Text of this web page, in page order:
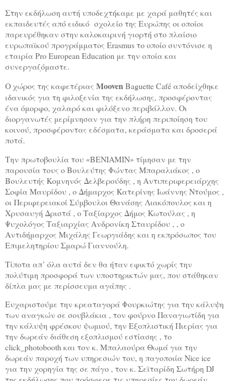
Στην εκδήλωση αυτή υποδεχτήκαμε με χαρά μαθητές και
εκπαιδευτές από ειδικό σχολείο της Ευρώπης οι οποίοι
παρευρέθηκαν στην καλοκαιρινή γιορτή στο πλαίσιο
ευρωπαϊκού προγράμματος Erasmusτο οποίο συντόνισε η
εταιρία ProEuropean Education με την οποία και
συνεργαζόμαστε.
Ο χώρος της καφετέριας MoovenBaguetteCafé αποδείχθηκε
ιδανικός για τη φιλοξενία της εκδήλωσης, προσφέροντας
ένα όμορφο, χαλαρό και φιλόξενο περιβάλλον. Οι
διοργανωτές μερίμνησαν για την πλήρη περιποίηση του
κοινού, προσφέροντας εδέσματα, κεράσματα και δροσερά
ποτά.
Την πρωτοβουλία του «ΒΕΝΙΑΜΙΝ» τίμησαν με την
παρουσία τους ο Βουλεύτης Φώντας Μπαραλιάκος , ο
Βουλευτής Κομνηνός Δελβερούδης , η Αντιπεριφερειάρχης
Σοφία Μαυρίδου , ο Δήμαρχος Κατερίνης Ιωάννης Ντούμος ,
οι Περιφερειακοί Σύμβουλοι Θανάσης Λιακόπουλος και η
Χρυσαυγή Δριστά , ο Ταξίαρχος Δήμος Κωτούλας , η
Ψυχολόγος Ταξιαρχίας Ανδρονίκη Σταυρίδου , , ο
Αντιδήμαρχος Μιχάλης Γεωργιάδης και η εκπρόσωπος του
Επιμελητηρίου Σμαρώ Γιαννούλη.
Τίποτα απ’ όλα αυτά δεν θα ήταν εφικτό χωρίς την
πολύτιμη προσφορά των υποστηρικτών μας, που στάθηκαν
δίπλα μας με περίσσευμα αγάπης .
Ευχαριστούμε την κρεαταγορά Φουρκιώτης για την κάλυψη
των αναγκών σε σουβλάκια , τον φούρνο Παναγιωτίδη για
την κάλυψη φρέσκου ψωμιού, την Εξοπλιστική Πιερίας για
την δωρεάν διάθεση εξοπλισμού εστίασης , το
click photoboothκαι τον κ. Μπαλαούρα Θωμά για την
δωρεάν παροχή των υπηρεσιών του, η παγοποιία Niceice
για την χορηγία της σε πάγο , τον κ. Σεϊταρίδη Σωτήρη DJ